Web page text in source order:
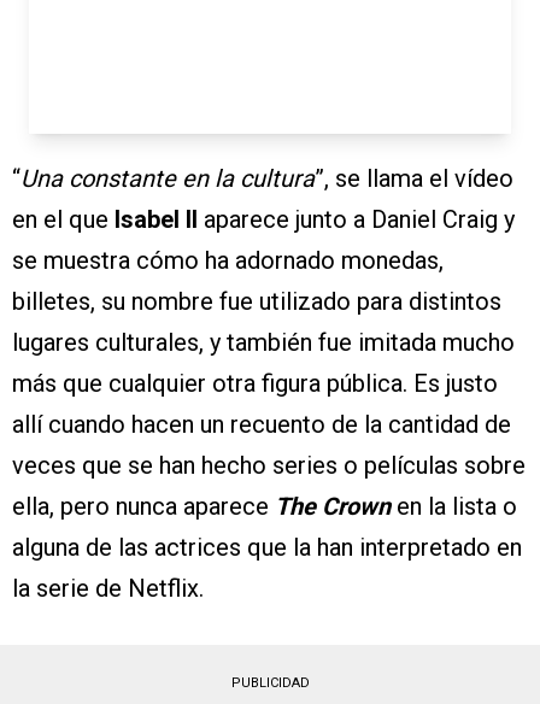
“Una constante en la cultura”, se llama el vídeo
en el que Isabel II aparece junto a Daniel Craig y
se muestra cómo ha adornado monedas,
billetes, su nombre fue utilizado para distintos
lugares culturales, y también fue imitada mucho
más que cualquier otra figura pública. Es justo
allí cuando hacen un recuento de la cantidad de
veces que se han hecho series o películas sobre
ella, pero nunca aparece The Crownen la lista o
alguna de las actrices que la han interpretado en
la serie de Netflix.
PUBLICIDAD